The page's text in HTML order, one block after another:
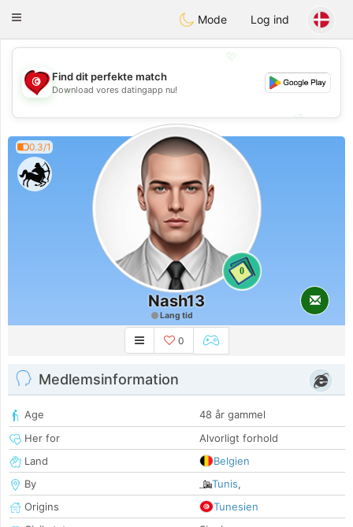
Tunisia Dating
Toggle
Mode Log ind
💖
💕
💕
Find dit perfekte match
Download vores datingapp nu!
0.3/1
0
Nash13
Lang tid
0
Medlemsinformation
Age
48 år gammel
Her for
Alvorligt forhold
Land
Belgien
By
Tunis,
Origins
Tunesien